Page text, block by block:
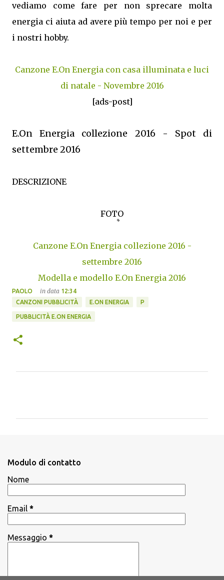
vediamo come fare per non sprecare molta
energia ci aiuta ad avere più tempo per noi e per
i nostri hobby.
Canzone E.On Energia con casa illuminata e luci
di natale - Novembre 2016
[ads-post]
E.On Energia collezione 2016 - Spot di
settembre 2016
DESCRIZIONE
FOTO
Canzone E.On Energia collezione 2016 -
settembre 2016
Modella e modello E.On Energia 2016
PAOLO in data 12:34
CANZONI PUBBLICITÀ
E.ON ENERGIA P
PUBBLICITÀ E.ON ENERGIA
i
Modulo di contatto
Nome
Email *
Messaggio *